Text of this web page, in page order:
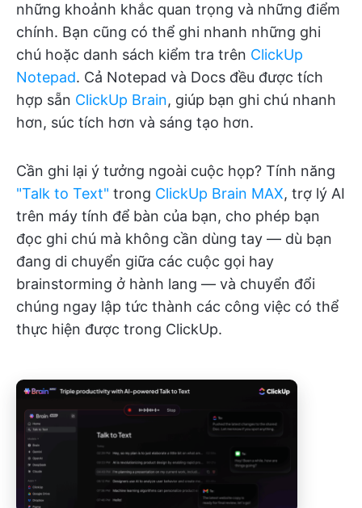
những khoảnh khắc quan trọng và những điểm
chính. Bạn cũng có thể ghi nhanh những ghi
chú hoặc danh sách kiểm tra trên ClickUp
Notepad. Cả Notepad và Docs đều được tích
hợp sẵn ClickUp Brain, giúp bạn ghi chú nhanh
hơn, súc tích hơn và sáng tạo hơn.
Cần ghi lại ý tưởng ngoài cuộc họp? Tính năng
"Talk to Text" trong ClickUp Brain MAX, trợ lý AI
trên máy tính để bàn của bạn, cho phép bạn
đọc ghi chú mà không cần dùng tay — dù bạn
đang di chuyển giữa các cuộc gọi hay
brainstorming ở hành lang — và chuyển đổi
chúng ngay lập tức thành các công việc có thể
thực hiện được trong ClickUp.